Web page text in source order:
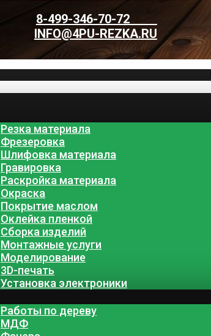
8-499-346-70-72
INFO@4PU-REZKA.RU
Резка материала
Фрезеровка
Шлифовка материала
Гравировка
Раскройка материала
Окраска
Покрытие маслом
Оклейка пленкой
Сборка изделий
Монтажные услуги
Моделирование
3D-печать
Установка электроники
Работы по дереву
МДФ